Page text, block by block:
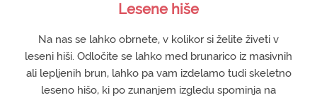
Lesene hiše
Na nas se lahko obrnete, v kolikor si želite živeti v
leseni hiši. Odločite se lahko med brunarico iz masivnih
ali lepljenih brun, lahko pa vam izdelamo tudi skeletno
leseno hišo, ki po zunanjem izgledu spominja na